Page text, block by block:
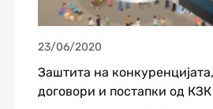
23/06/2020
Заштита на
договори и постапки од КЗК